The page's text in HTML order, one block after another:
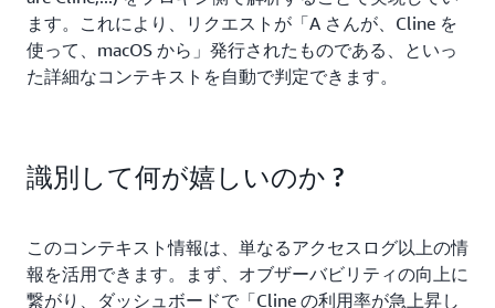
ます。これにより、リクエストが「A さんが、Cline を
使って、macOS から」発行されたものである、といっ
た詳細なコンテキストを自動で判定できます。
識別して何が嬉しいのか ?
このコンテキスト情報は、単なるアクセスログ以上の情
報を活用できます。まず、オブザーバビリティの向上に
繋がり、ダッシュボードで「Cline の利用率が急上昇し